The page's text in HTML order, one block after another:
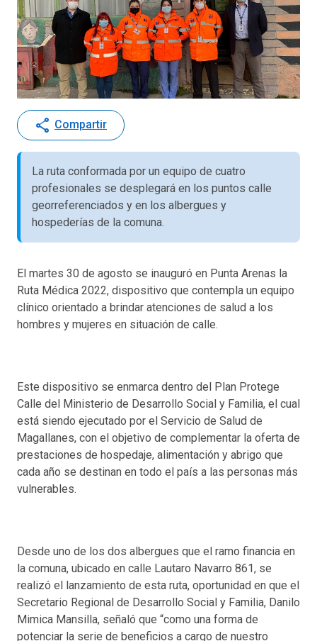
share Compartir
La ruta conformada por un equipo de cuatro
profesionales se desplegará en los puntos calle
georreferenciados y en los albergues y
hospederías de la comuna.
El martes 30 de agosto se inauguró en Punta Arenas la
Ruta Médica 2022, dispositivo que contempla un equipo
clínico orientado a brindar atenciones de salud a los
hombres y mujeres en situación de calle.
Este dispositivo se enmarca dentro del Plan Protege
Calle del Ministerio de Desarrollo Social y Familia, el cual
está siendo ejecutado por el Servicio de Salud de
Magallanes, con el objetivo de complementar la oferta de
prestaciones de hospedaje, alimentación y abrigo que
cada año se destinan en todo el país a las personas más
vulnerables.
Desde uno de los dos albergues que el ramo financia en
la comuna, ubicado en calle Lautaro Navarro 861, se
realizó el lanzamiento de esta ruta, oportunidad en que el
Secretario Regional de Desarrollo Social y Familia, Danilo
Mimica Mansilla, señaló que “como una forma de
potenciar la serie de beneficios a cargo de nuestro